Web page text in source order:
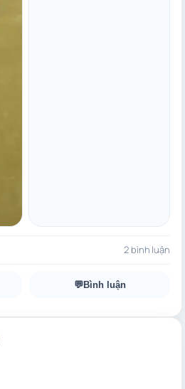
2 bình luận
💬Bình luận